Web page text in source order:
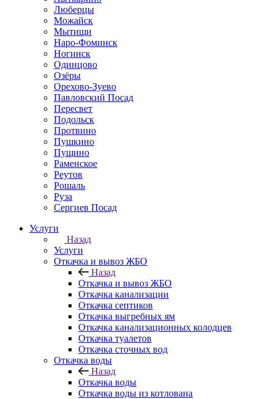
Люберцы
Можайск
Мытищи
Наро-Фоминск
Ногинск
Одинцово
Озёры
Орехово-Зуево
Павловский Посад
Пересвет
Подольск
Протвино
Пушкино
Пущино
Раменское
Реутов
Рошаль
Руза
Сергиев Посад
Услуги
Назад
Услуги
Откачка и вывоз ЖБО
Назад
Откачка и вывоз ЖБО
Откачка канализации
Откачка септиков
Откачка выгребных ям
Откачка канализационных колодцев
Откачка туалетов
Откачка сточных вод
Откачка воды
Назад
Откачка воды
Откачка воды из котлована